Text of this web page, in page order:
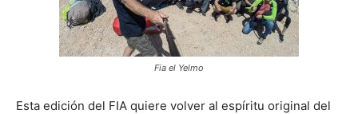
Fia el Yelmo
Esta edición del FIA quiere volver al espíritu original del